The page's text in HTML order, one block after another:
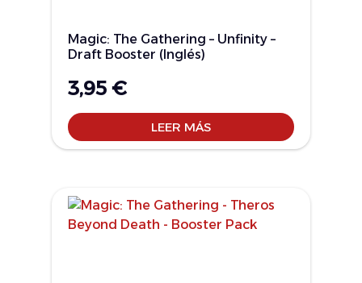
Magic: The Gathering – Unfinity –
Draft Booster (Inglés)
3,95 €
LEER MÁS